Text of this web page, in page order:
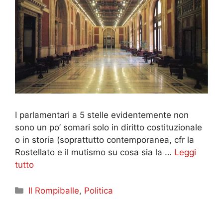
I parlamentari a 5 stelle evidentemente non
sono un po’ somari solo in diritto costituzionale
o in storia (soprattutto contemporanea, cfr la
Rostellato e il mutismo su cosa sia la … Leggi
tutto
Categorie
Il Rompiballe, Politica